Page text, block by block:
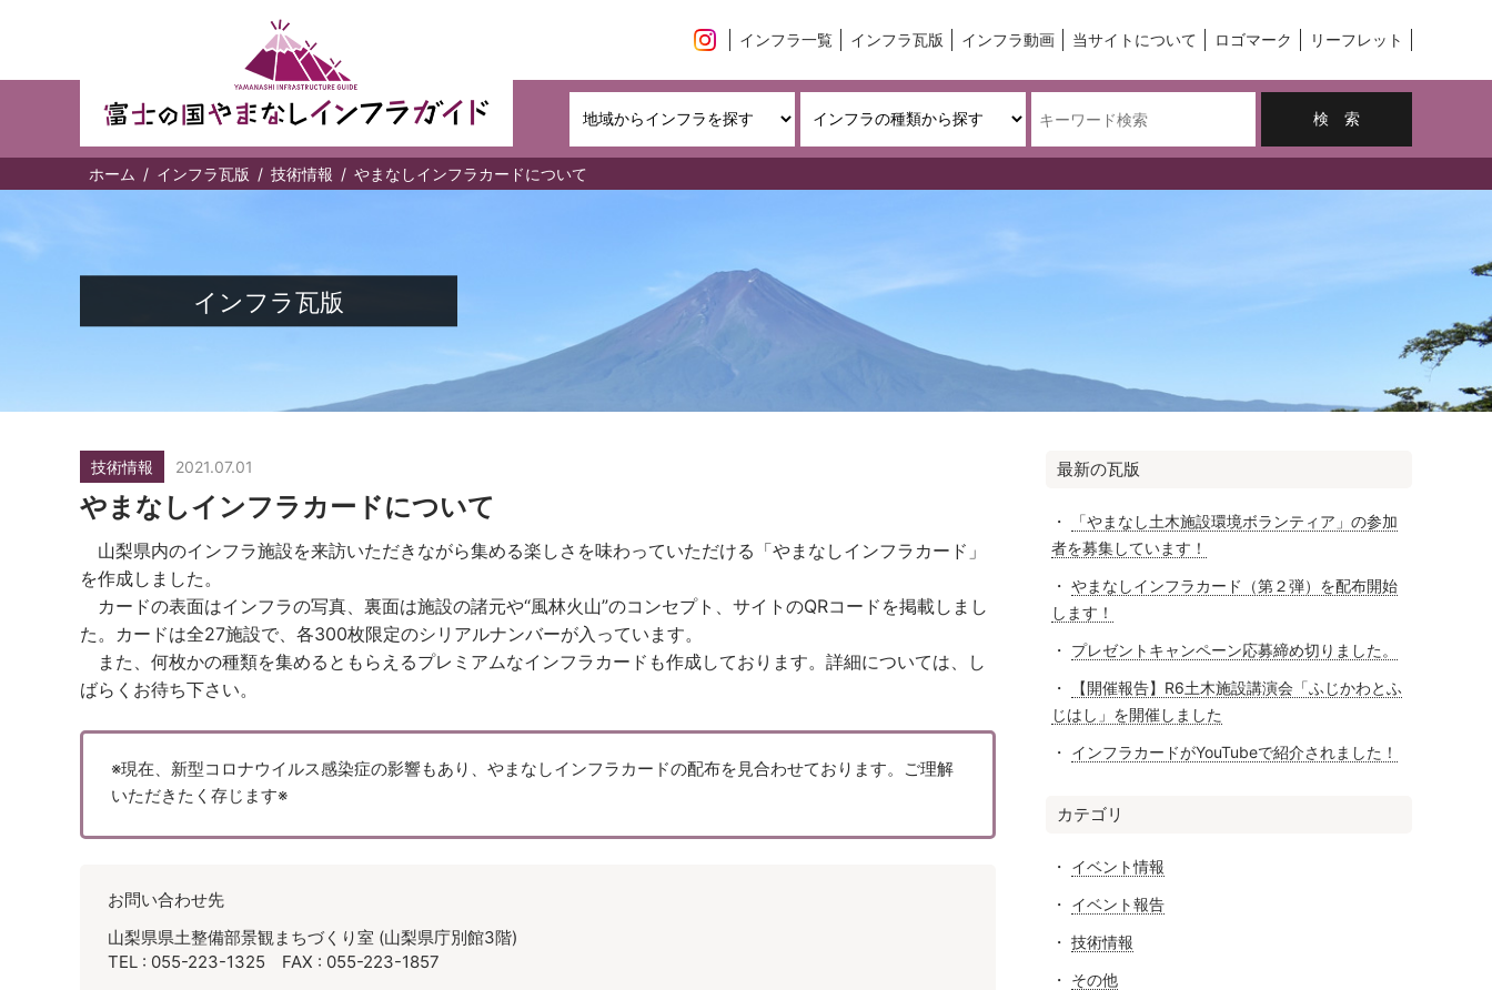
インフラ一覧 インフラ瓦版 インフラ動画 当サイトについて ロゴマーク リーフレット
ホーム インフラ瓦版 技術情報 やまなしインフラカードについて
インフラ瓦版
技術情報 2021.07.01
やまなしインフラカードについて
山梨県内のインフラ施設を来訪いただきながら集める楽しさを味わっていただける「やまなしインフラカード」
を作成しました。
カードの表面はインフラの写真、裏面は施設の諸元や“風林火山”のコンセプト、サイトのQRコードを掲載しまし
た。カードは全27施設で、各300枚限定のシリアルナンバーが入っています。
また、何枚かの種類を集めるともらえるプレミアムなインフラカードも作成しております。詳細については、し
ばらくお待ち下さい。
※現在、新型コロナウイルス感染症の影響もあり、やまなしインフラカードの配布を見合わせております。ご理解
いただきたく存じます※
お問い合わせ先
山梨県県土整備部景観まちづくり室 (山梨県庁別館3階)
TEL : 055-223-1325 FAX : 055-223-1857
最新の瓦版
「やまなし土木施設環境ボランティア」の参加
者を募集しています！
やまなしインフラカード（第２弾）を配布開始
します！
プレゼントキャンペーン応募締め切りました。
【開催報告】R6土木施設講演会「ふじかわとふ
じはし」を開催しました
インフラカードがYouTubeで紹介されました！
カテゴリ
イベント情報
イベント報告
技術情報
その他